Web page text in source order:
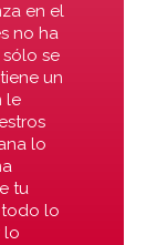
en el
no ha
se
un
le
lo
tu
todo lo
lo